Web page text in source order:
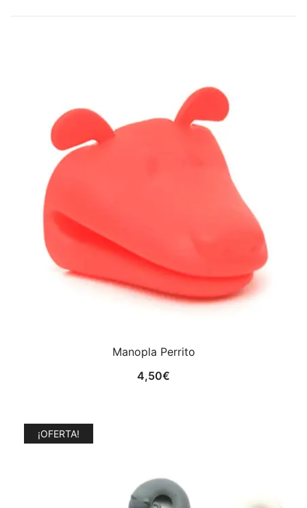
Manopla Perrito
4,50€
¡OFERTA!